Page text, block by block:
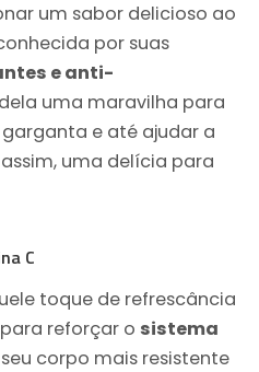
um sabor delicioso ao
por suas
e anti-
uma maravilha para
e até ajudar a
uma delícia para
C
toque de refrescância
reforçar o sistema
corpo mais resistente